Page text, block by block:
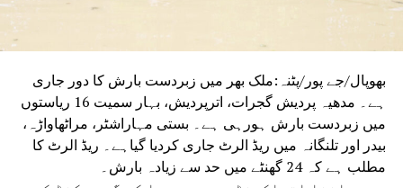
بھوپال/جے پور/پٹنہ:ملک بھر میں زبردست بارش کا دور جاری
ہے۔ مدھیہ پردیش گجرات، اترپردیش، بہار سمیت 16 ریاستوں
میں زبردست بارش ہورہی ہے۔ بستی مہاراشٹر، مراٹھاواڑہ،
بیدر اور تلنگانہ میں ریڈ الرٹ جاری کردیا گیاہے۔ ریڈ الرٹ کا
مطلب ہے کہ 24 گھنٹے میں حد سے زیادہ بارش۔